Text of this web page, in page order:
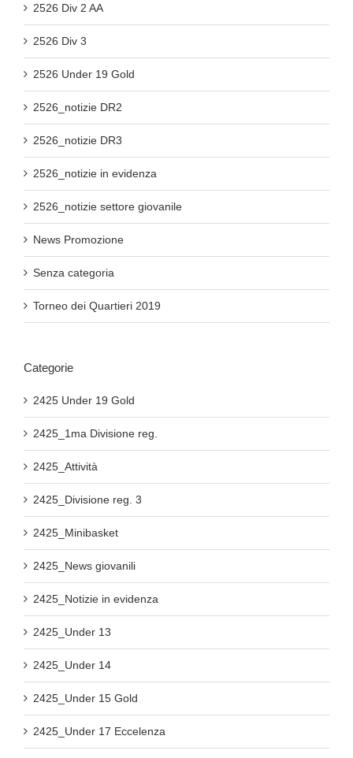
2526 Div 2 AA
2526 Div 3
2526 Under 19 Gold
2526_notizie DR2
2526_notizie DR3
2526_notizie in evidenza
2526_notizie settore giovanile
News Promozione
Senza categoria
Torneo dei Quartieri 2019
Categorie
2425 Under 19 Gold
2425_1ma Divisione reg.
2425_Attività
2425_Divisione reg. 3
2425_Minibasket
2425_News giovanili
2425_Notizie in evidenza
2425_Under 13
2425_Under 14
2425_Under 15 Gold
2425_Under 17 Eccelenza